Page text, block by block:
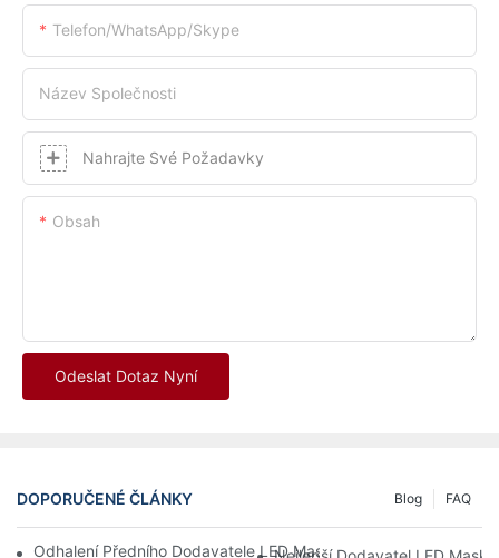
Telefon/whatsApp/skype
Název Společnosti
Nahrajte Své Požadavky
Obsah
Odeslat Dotaz Nyní
DOPORUČENÉ ČLÁNKY FAQ
Blog
Odhalení Předního Dodavatele LED Masky: Změna Hry V